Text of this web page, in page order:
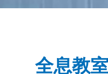
全息教